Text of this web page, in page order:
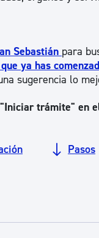
Sebastián para
ya has
sugerencia lo
"Iniciar trámite" en
Pasos